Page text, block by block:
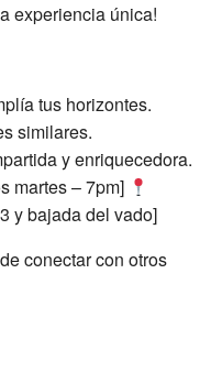
experiencia única!
tus horizontes.
similares.
y enriquecedora.
martes – 7pm]
y bajada del vado]
conectar con otros